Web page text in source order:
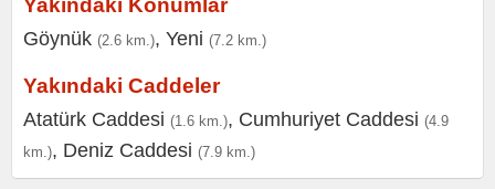
Yakındaki Konumlar
Göynük (2.6 km.), Yeni (7.2 km.)
Yakındaki Caddeler
Atatürk Caddesi (1.6 km.), Cumhuriyet Caddesi (4.9
km.), Deniz Caddesi (7.9 km.)